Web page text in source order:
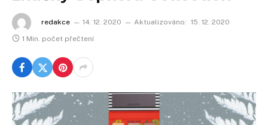
redakce 14. 12. 2020 Aktualizováno: 15. 12. 2020
1 Min. počet přečtení